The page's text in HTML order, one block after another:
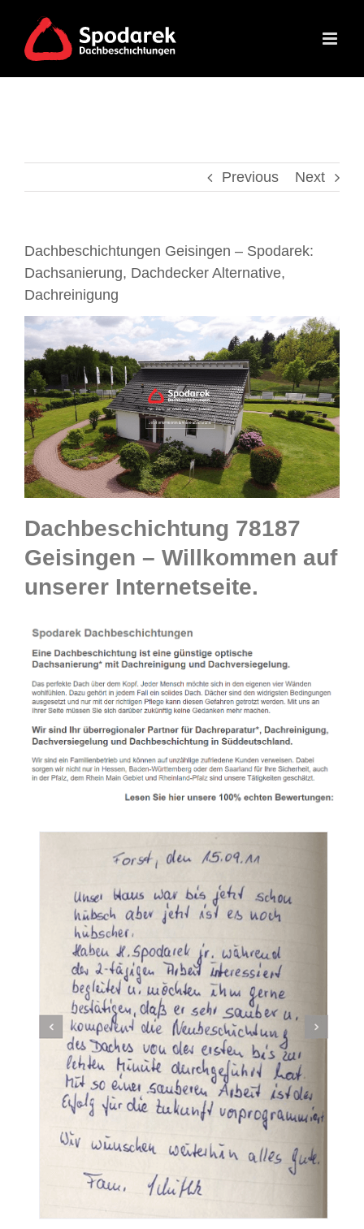
content
Previous Next
Dachbeschichtungen Geisingen – Spodarek:
Dachsanierung, Dachdecker Alternative,
Dachreinigung
Dachbeschichtung 78187
Geisingen – Willkommen auf
unserer Internetseite.